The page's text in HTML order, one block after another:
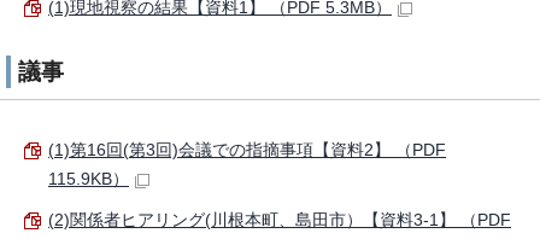
(1)現地視察の結果【資料1】 （PDF 5.3MB）
議事
(1)第16回(第3回)会議での指摘事項【資料2】 （PDF
115.9KB）
(2)関係者ヒアリング(川根本町、島田市）【資料3-1】 （PDF